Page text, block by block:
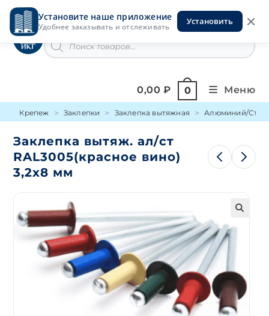
Установите наше приложение
Удобнее заказывать и отслеживать
Установить
Перейти
содержимомуИнструменты на Горской
товаров
0,00₽ 0 Меню
Крепеж Заклепки Заклепка вытяжная Алюминий/
Заклепка вытяж. ал/ст
RAL3005(красное вино)
3,2х8 мм